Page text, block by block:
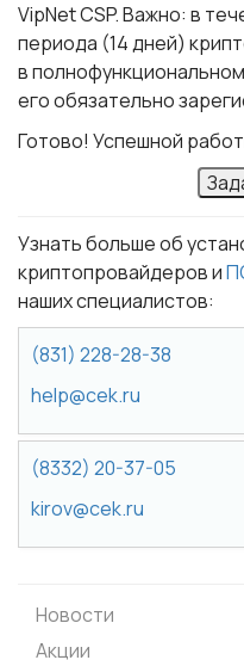
VipNet CSP. Важно: в
периода (14 дней)
в
его обязательно
Готово! Успешной
Узнать больше об
криптопровайдеров и
наших специалистов:
(831) 228-28-38
help@cek.ru
(8332) 20-37-05
kirov@cek.ru
Новости
Акции